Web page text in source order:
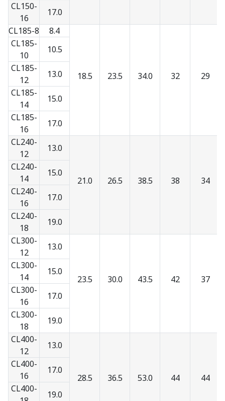
CL150-
16
17.0
CL185-8
8.4
18.5 23.5 34.0 32 29
CL185-
10
10.5
CL185-
12
13.0
CL185-
14
15.0
CL185-
16
17.0
CL240-
12
13.0
21.0 26.5 38.5 38 34
CL240-
14
15.0
CL240-
16
17.0
CL240-
18
19.0
CL300-
12
13.0
23.5 30.0 43.5 42 37
CL300-
14
15.0
CL300-
16
17.0
CL300-
18
19.0
CL400-
12
13.0
28.5 36.5 53.0 44 44
CL400-
16
17.0
CL400-
19.0